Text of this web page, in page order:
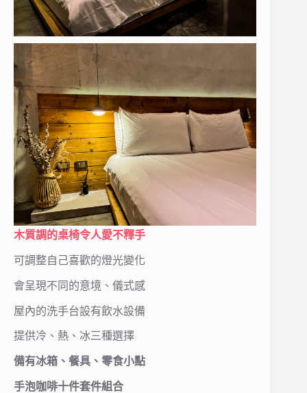
木質調的桌椅令人愛不釋手
可調整自己喜歡的燈光變化
會呈現不同的意境、儀式感
屋內的洗手台設有飲水設備
提供冷、熱、冰三種選擇
備有冰箱、餐具、零食小點
手泡咖啡十件套件組合